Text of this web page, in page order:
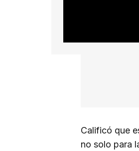
Calificó que
no solo para